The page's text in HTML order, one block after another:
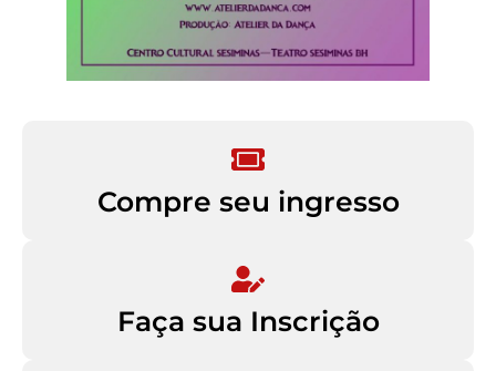
Compre seu ingresso
Faça sua Inscrição